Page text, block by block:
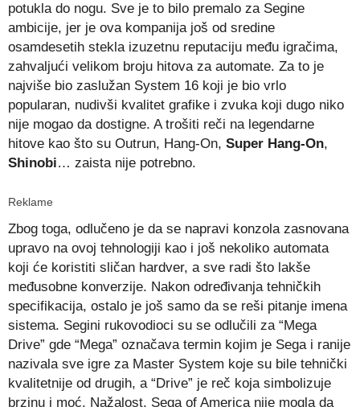
potukla do nogu. Sve je to bilo premalo za Segine
ambicije, jer je ova kompanija još od sredine
osamdesetih stekla izuzetnu reputaciju među igračima,
zahvaljući velikom broju hitova za automate. Za to je
najviše bio zaslužan System 16 koji je bio vrlo
popularan, nudivši kvalitet grafike i zvuka koji dugo niko
nije mogao da dostigne. A trošiti reči na legendarne
hitove kao što su Outrun, Hang-On, Super Hang-On,
Shinobi… zaista nije potrebno.
Reklame
Zbog toga, odlučeno je da se napravi konzola zasnovana
upravo na ovoj tehnologiji kao i još nekoliko automata
koji će koristiti sličan hardver, a sve radi što lakše
međusobne konverzije. Nakon određivanja tehničkih
specifikacija, ostalo je još samo da se reši pitanje imena
sistema. Segini rukovodioci su se odlučili za “Mega
Drive” gde “Mega” označava termin kojim je Sega i ranije
nazivala sve igre za Master System koje su bile tehnički
kvalitetnije od drugih, a “Drive” je reč koja simbolizuje
brzinu i moć. Nažalost, Sega of America nije mogla da